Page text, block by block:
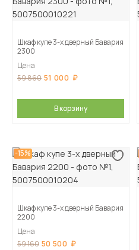
Шкаф купе 3-х дверный Бавария
2300
Цена
59 860 51 000
В корзину
-15%
Шкаф купе 3-х дверный Бавария
2200
Цена
59 160 50 500